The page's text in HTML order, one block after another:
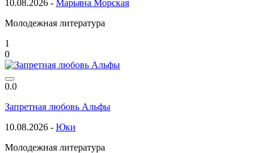
10.08.2026 - Марьяна Морская
Молодежная литература
1
0
0.0
Запретная любовь Альфы
10.08.2026 - Юки
Молодежная литература